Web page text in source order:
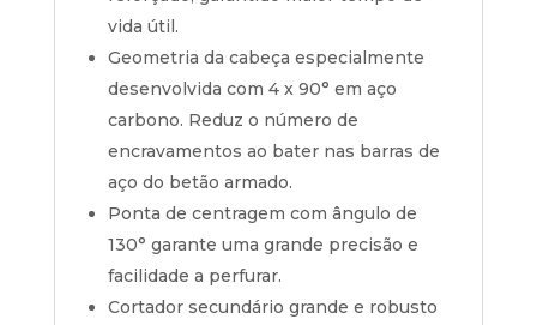
vida útil.
Geometria da cabeça especialmente
desenvolvida com 4 x 90° em aço
carbono. Reduz o número de
encravamentos ao bater nas barras de
aço do betão armado.
Ponta de centragem com ângulo de
130° garante uma grande precisão e
facilidade a perfurar.
Cortador secundário grande e robusto